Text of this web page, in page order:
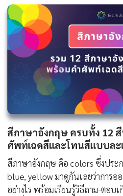
สีภาษาอังกฤษ ครบทั้ง 12
ศัพท์เฉดสีและโทนสีแบบละ
สีภาษาอังกฤษ คือ colors ซึ่งปร
blue, yellow มาดูกันเลยว่าการอ
อย่างไร พร้อมเรียนรู้วิธีถาม-ตอบ